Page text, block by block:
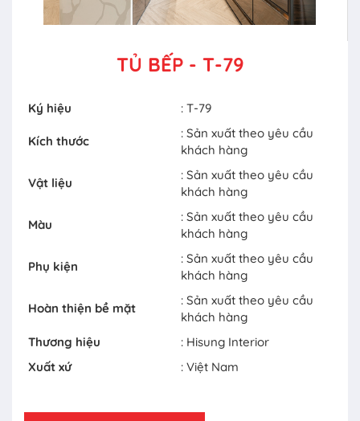
TỦ BẾP - T-79
Ký hiệu : T-79
Kích thước
: Sản xuất theo yêu cầu
khách hàng
Vật liệu
: Sản xuất theo yêu cầu
khách hàng
Màu
: Sản xuất theo yêu cầu
khách hàng
Phụ kiện
: Sản xuất theo yêu cầu
khách hàng
Hoàn thiện bề mặt
: Sản xuất theo yêu cầu
khách hàng
Thương hiệu
: Hisung Interior
Xuất xứ
: Việt Nam